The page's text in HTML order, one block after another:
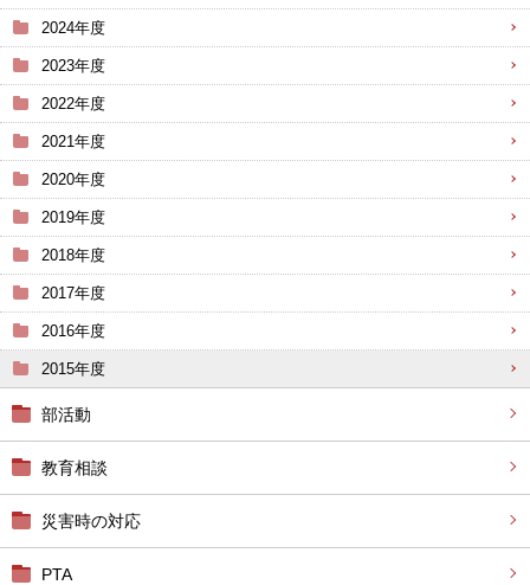
2024年度
2023年度
2022年度
2021年度
2020年度
2019年度
2018年度
2017年度
2016年度
2015年度
部活動
教育相談
災害時の対応
PTA